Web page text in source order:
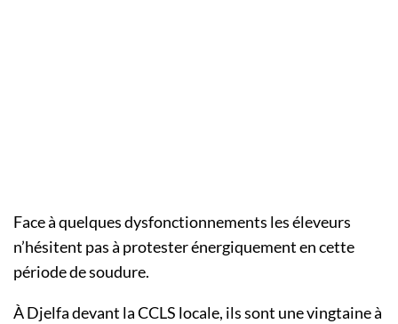
Face à quelques dysfonctionnements les éleveurs
n’hésitent pas à protester énergiquement en cette
période de soudure.
À Djelfa devant la CCLS locale, ils sont une vingtaine à